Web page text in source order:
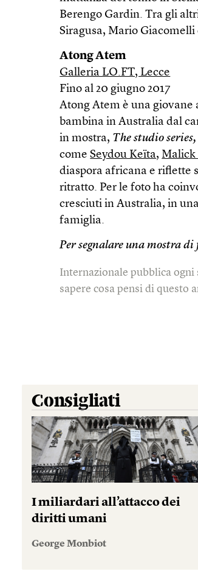
Berengo Gardin. Tra gli
Siragusa, Mario Giacomelli
Atong Atem
Galleria LO.FT, Lecce
Fino al 20 giugno 2017
Atong Atem è una giovane
bambina in Australia dal
in mostra, The studio series,
comeSeydou Keïta, Malick
diaspora africana e riflette
ritratto. Per le foto ha
cresciuti in Australia, in
famiglia.
Per segnalare una mostra
Internazionale pubblica ogni
sapere cosa pensi di questo
Consigliati
I miliardari all’attacco dei
diritti umani
George Monbiot